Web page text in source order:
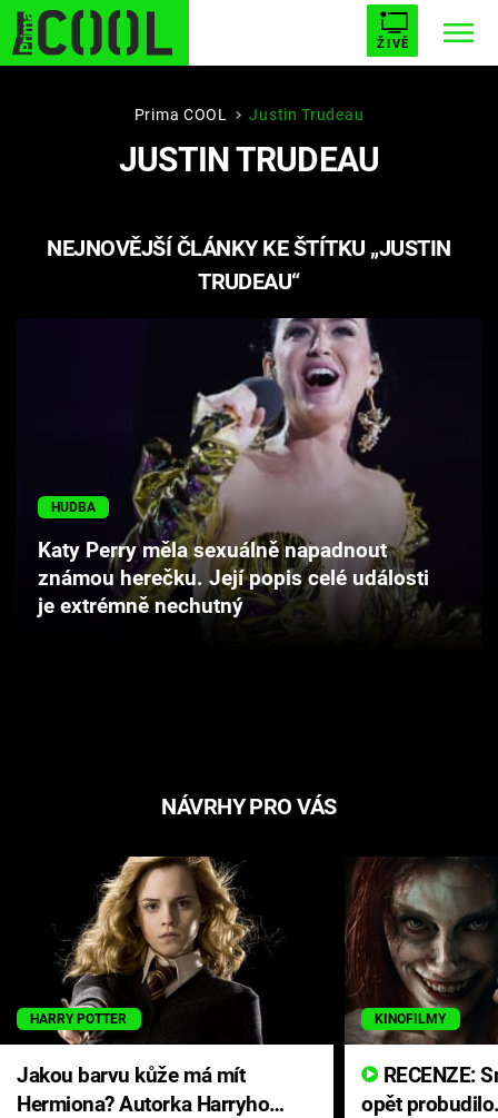
ŽIVĚ
STARHOUSE BUFFY, PŘEMOŽITELKA UPÍRŮ
PLNEJ KOTEL AVENGERS 5
Cool Esport
Pořady
Prima COOL Justin Trudeau
JUSTIN TRUDEAU
NEJNOVĚJŠÍ ČLÁNKY KE ŠTÍTKU „JUSTIN
TRUDEAU“
HUDBA
Katy Perry měla sexuálně napadnout
známou herečku. Její popis celé události
je extrémně nechutný
NÁVRHY PRO VÁS
HARRY POTTER
Jakou barvu kůže má mít
Hermiona? Autorka Harryho
KINOFILMY
opět